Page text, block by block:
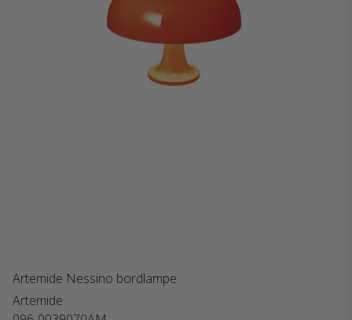
Artemide Nessino bordlampe
Artemide